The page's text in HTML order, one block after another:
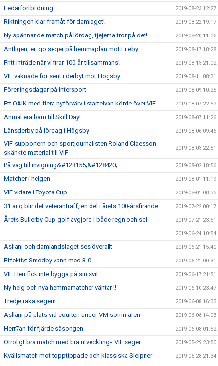
Ledarfortbildning 2019-08-23 12:27
Riktningen klar framåt för damlaget! 2019-08-22 19:17
Ny spännande match på lördag, tjejerna tror på det! 2019-08-20 11:06
Äntligen, en go seger på hemmaplan mot Eneby 2019-08-17 18:28
Fritt inträde när vi firar 100-år tillsammans! 2019-08-13 21:02
VIF vaknade för sent i derbyt mot Högsby 2019-08-11 08:31
Föreningsdagar på Intersport 2019-08-09 10:25
Ett OAIK med flera nyförvärv i startelvan körde över VIF 2019-08-07 22:52
Anmäl era barn till Skill Day! 2019-08-07 11:26
Länsderby på lördag i Högsby 2019-08-06 09:46
VIF-supportern och sportjournalisten Roland Claesson
skänkte material till VIF
2019-08-03 22:51
På väg till invigning&#128155;&#128420; 2019-08-02 18:56
Matcher i helgen 2019-08-01 11:19
VIF vidare i Toyota Cup 2019-08-01 08:35
31 aug blir det veteranträff, en del i årets 100-årsfirande 2019-07-22 00:17
Årets Bullerby Cup-golf avgjord i både regn och sol 2019-07-21 23:51
2019-06-24 10:54
Asllani och damlandslaget ses överallt 2019-06-21 15:40
Effektivt Smedby vann med 3-0 2019-06-21 00:31
VIF Herr fick inte bygga på sin svit 2019-06-17 21:51
Ny helg och nya hemmamatcher väntar !! 2019-06-10 23:47
Tredje raka segern 2019-06-08 16:33
Asllani på plats vid courten under VM-sommaren 2019-06-08 14:03
Herr7an för fjärde säsongen 2019-06-08 01:52
Otroligt bra match med bra utveckling= VIF seger 2019-05-29 23:50
Kvällsmatch mot topptippade och klassiska Sleipner 2019-05-28 21:34